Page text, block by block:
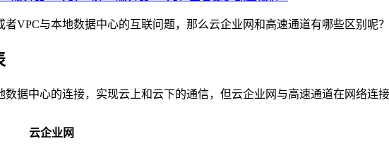
VPC与本地数据中心的互联问题，那么云企业网和高速通道有哪些区别呢
据中心的连接，实现云上和云下的通信，但云企业网与高速通道在网络连
云企业网